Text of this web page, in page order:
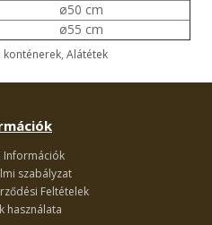
ø50 cm
ø55 cm
konténerek, Alátétek
Információk
szabályzat
Feltételek
használata